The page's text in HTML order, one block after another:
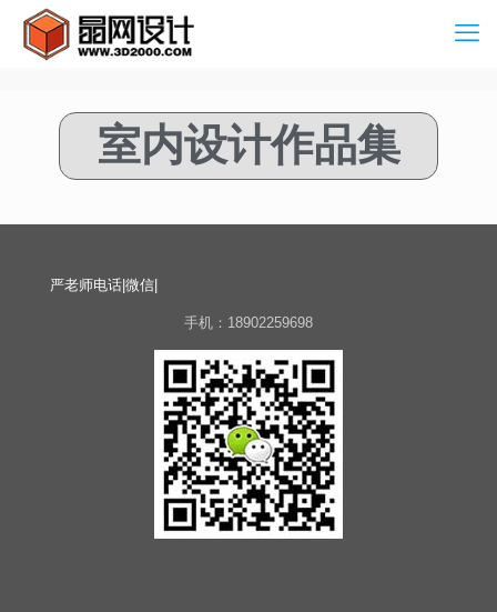
室内设计作品集
严老师电话|微信|
手机：18902259698